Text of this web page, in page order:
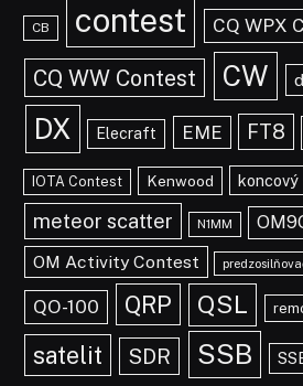
CB contest CQ WPX
CQ WW Contest CW
DX Elecraft EME FT8
IOTA Contest Kenwood koncový
meteor scatter N1MM
OM Activity Contest
QO-100 QRP QSL
satelit SDR SSB